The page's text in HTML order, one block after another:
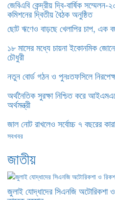
জেবিএবি কেন্দ্রীয় দ্বি-বার্ষিক সম্মেলন-
কমিশনের দ্বিতীয় বৈঠক অনুষ্ঠিত
ছোট ঋণেও বাড়ছে খেলাপির চাপ, এক
১৮ মাসের মধ্যে চায়না ইকোনমিক
চৌধুরী
নতুন বোর্ড গঠন ও পুনঃতফসিলে নিরপেক্ষ
অর্থনৈতিক সুরক্ষা নিশ্চিত করে
অর্থমন্ত্রী
জাল নোট রাখলেও সর্বোচ্চ ৭ বছরের
সবখবর
জাতীয়
জুলাই যোদ্ধাদের সিএনজি অটোরিকশা ও